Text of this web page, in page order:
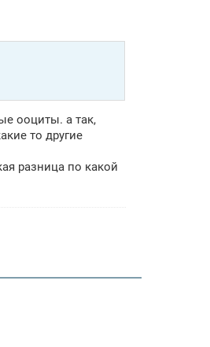
ооциты. а так,
то другие
разница по какой